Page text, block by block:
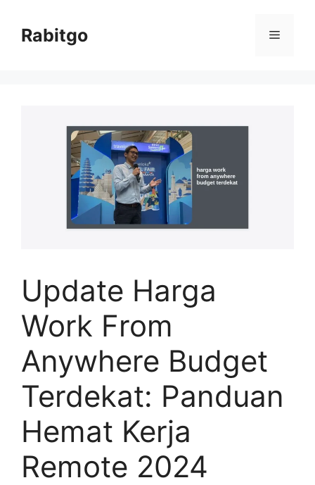
contentRabitgo Menu
Update Harga
Work From
Anywhere Budget
Terdekat: Panduan
Hemat Kerja
Remote 2024